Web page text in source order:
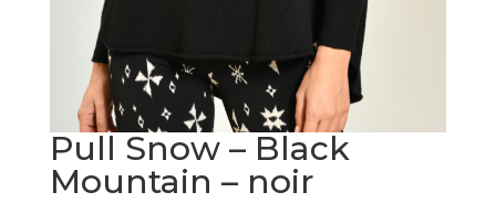
Pull Snow – Black
Mountain – noir